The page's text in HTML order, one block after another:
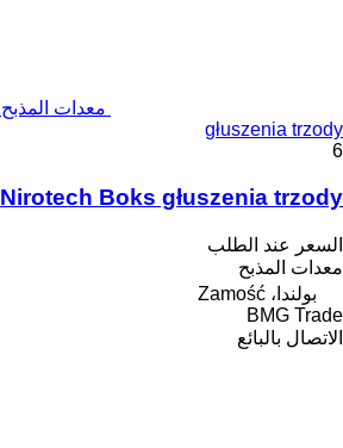
głuszenia trzody
6
Nirotech Boks głuszenia trzody
السعر عند الطلب
معدات المذبح
بولندا، Zamość
BMG Trade
الاتصال بالبائع